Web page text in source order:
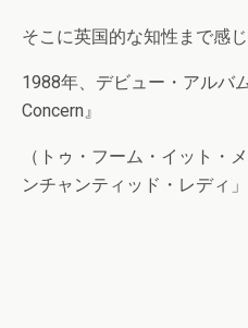
そこに英国的な知性まで感じ
1988年、デビュー・アルバ
Concern』
（トゥ・フーム・イット・
ンチャンティッド・レディ